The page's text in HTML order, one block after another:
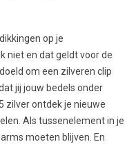
op je
niet en dat geldt voor de
om een zilveren clip
jij jouw bedels onder
zilver ontdek je nieuwe
Als tussenelement in je
moeten blijven. En